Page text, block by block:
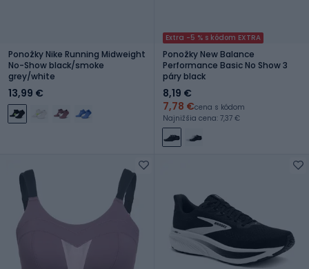
Ponožky Nike Running Midweight
No-Show black/smoke
grey/white
13,99 €
Extra -5 % s kódom EXTRA
Ponožky New Balance
Performance Basic No Show 3
páry black
8,19 €
7,78 €cena s kódom
Najnižšia cena: 7,37 €